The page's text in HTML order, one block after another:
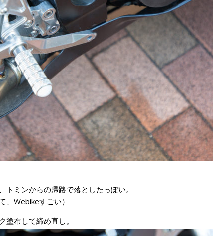
トミンからの帰路で落としたっぽい。
、Webikeすごい）
塗布して締め直し。